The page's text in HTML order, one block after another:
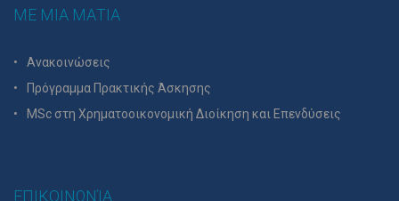
ΜΕ ΜΙΑ ΜΑΤΙΑ
Ανακοινώσεις
Πρόγραμμα Πρακτικής Άσκησης
MSc στη Χρηματοοικονομική Διοίκηση και Επενδύσεις
ΕΠΙΚΟΙΝΩΝΊΑ